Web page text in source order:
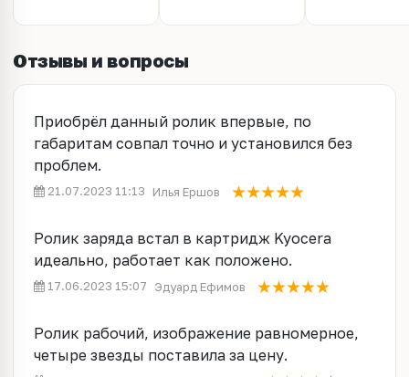
Отзывы и вопросы
Приобрёл данный ролик впервые, по
габаритам совпал точно и установился без
проблем.
21.07.2023 11:13 Илья Ершов
Ролик заряда встал в картридж Kyocera
идеально, работает как положено.
17.06.2023 15:07 Эдуард Ефимов
Ролик рабочий, изображение равномерное,
четыре звезды поставила за цену.